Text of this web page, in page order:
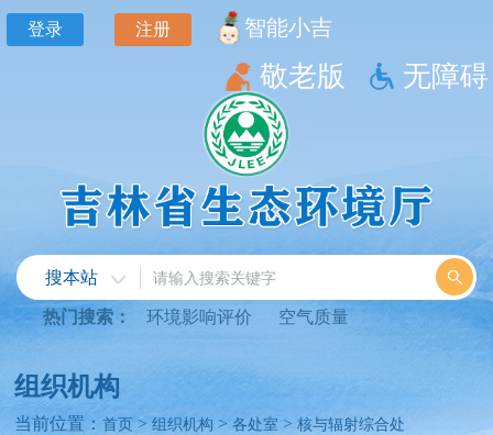
登录 注册 智能小吉
敬老版 无障碍
搜本站
热门搜索： 环境影响评价 空气质量
组织机构
当前位置：首页>组织机构 >各处室 >核与辐射综合处